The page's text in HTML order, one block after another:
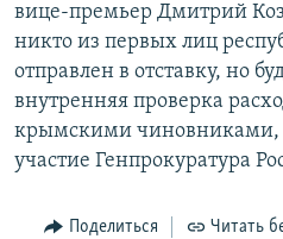
вице-премьер Дмитрий
никто из первых лиц
отправлен в отставку, но
внутренняя проверка
крымскими чиновниками,
участие Генпрокуратура
Поделиться Читать